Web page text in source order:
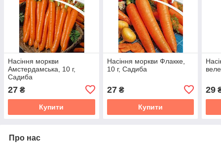
Насіння моркви
Амстердамська, 10 г,
Садиба
27 ₴
Купити
Насіння моркви Флакке,
10 г, Садиба
27₴
Купити
29
Про нас